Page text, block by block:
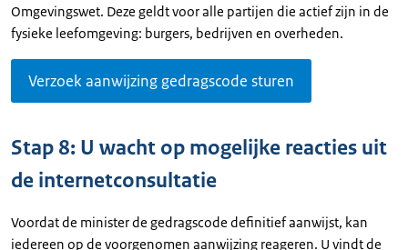
Omgevingswet. Deze geldt voor alle partijen die actief zijn in de
fysieke leefomgeving: burgers, bedrijven en overheden.
Verzoek aanwijzing gedragscode sturen
Stap 8: U wacht op mogelijke reacties uit
de internetconsultatie
Voordat de minister de gedragscode definitief aanwijst, kan
iedereen op de voorgenomen aanwijzing reageren. U vindt de